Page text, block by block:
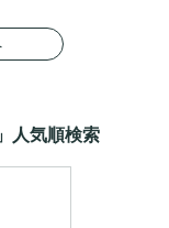
人気順検索